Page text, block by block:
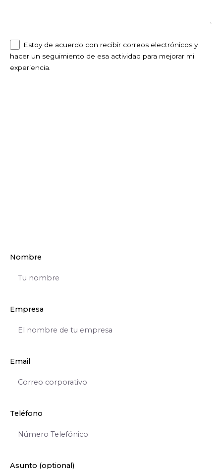
Estoy de acuerdo con recibir correos electrónicos y
hacer un seguimiento de esa actividad para mejorar mi
experiencia.
Nombre
Empresa
Email
Teléfono
Asunto (optional)